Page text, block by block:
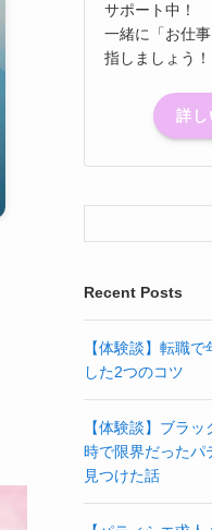
サポート中！
一緒に「お仕
指しましょう！
詳し
Recent Posts
【体験談】転職
した2つのコツ
【体験談】ブラ
時で限界だったパ
見つけた話